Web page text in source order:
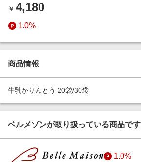
コスメ・健康・医薬品
キッズ・ベビー用品
インテリア・寝具
ペット・花・DIY・車
旅行・レジャー・ホテル予約
金融・マネー・保険
新着ストアのご紹介
電子書籍特集
楽天ペイ導入ストア
楽天サービス特集
旅行特集
わくわく夏特集
Apple公式サイト×楽天カード分割払い
Qoo10メガポ
Samsung ボーナスキャンペーン
楽天IDでログイン/会員登録
￥ 4,180
1.0%
商品情報
牛乳かりんとう 20袋/30袋
ベルメゾンが取り扱っている商品です
1.0%